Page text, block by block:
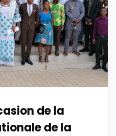
de la
de la